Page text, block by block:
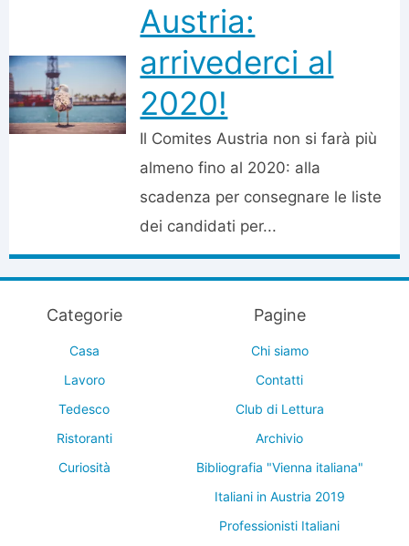
Austria:
arrivederci al
2020!
Il Comites Austria non si farà più
almeno fino al 2020: alla
scadenza per consegnare le liste
dei candidati per...
Categorie
Casa
Lavoro
Tedesco
Ristoranti
Curiosità
Pagine
Chi siamo
Contatti
Club di Lettura
Archivio
Bibliografia "Vienna italiana"
Italiani in Austria 2019
Professionisti Italiani